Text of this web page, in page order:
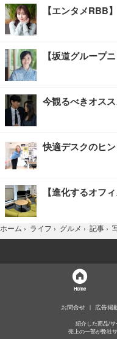
【エンタメRBB
【坂道グループ
今観るべきオス
快適デスクのヒ
【進化するオフィ
ホーム › ライフ › グルメ › 記事 ›
Home
お問合せ 広告掲
紹介した商品/サ
売上の一部が弊社